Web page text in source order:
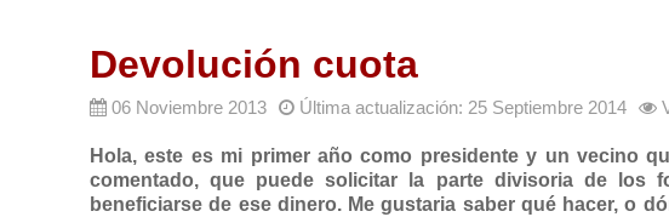
Devolución cuota
06 Noviembre 2013 Última actualización: 25 Septiembre 2014
Hola, este es mi primer año como presidente y un vecino
comentado, que puede solicitar la parte divisoria de los
beneficiarse de ese dinero. Me gustaria saber qué hacer, o